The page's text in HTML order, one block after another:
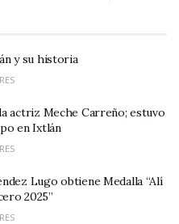
y su historia
actriz Meche Carreño; estuvo
en Ixtlán
Lugo obtiene Medalla “Alí
2025”